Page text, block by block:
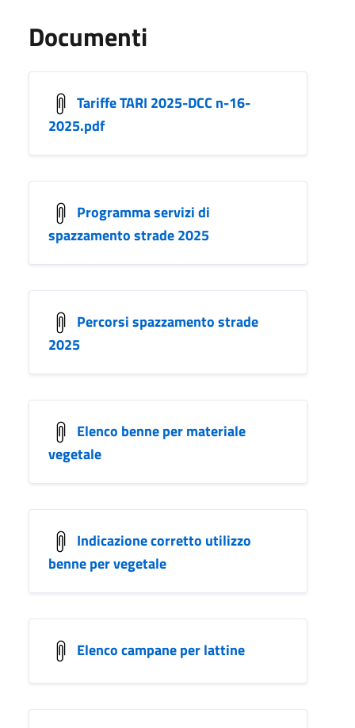
Documenti
Tariffe TARI 2025-DCC n-16-
2025.pdf
Programma servizi di
spazzamento strade 2025
Percorsi spazzamento strade
2025
Elenco benne per materiale
vegetale
Indicazione corretto utilizzo
benne per vegetale
Elenco campane per lattine